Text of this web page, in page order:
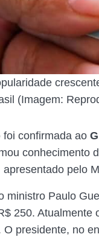
(Imagem:
foi confirmada ao
conhecimento
apresentado pelo
ministro Paulo
250. Atualmente
O presidente, no